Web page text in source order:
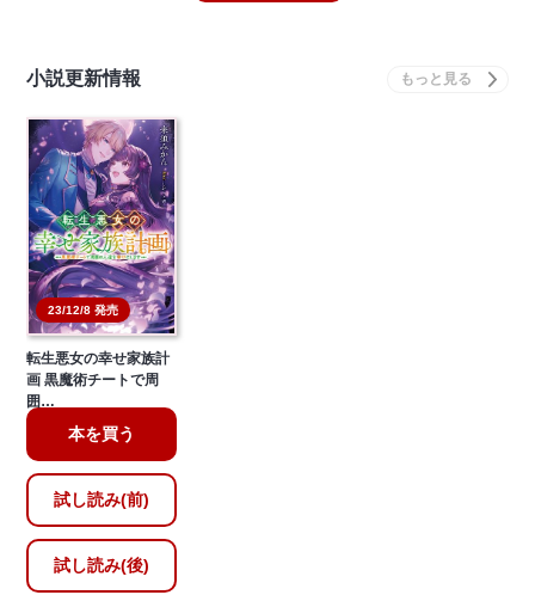
小説更新情報
23/12/8 発売
転生悪女の幸せ家族計
画 黒魔術チートで周
囲…
本を買う
試し読み(前)
試し読み(後)